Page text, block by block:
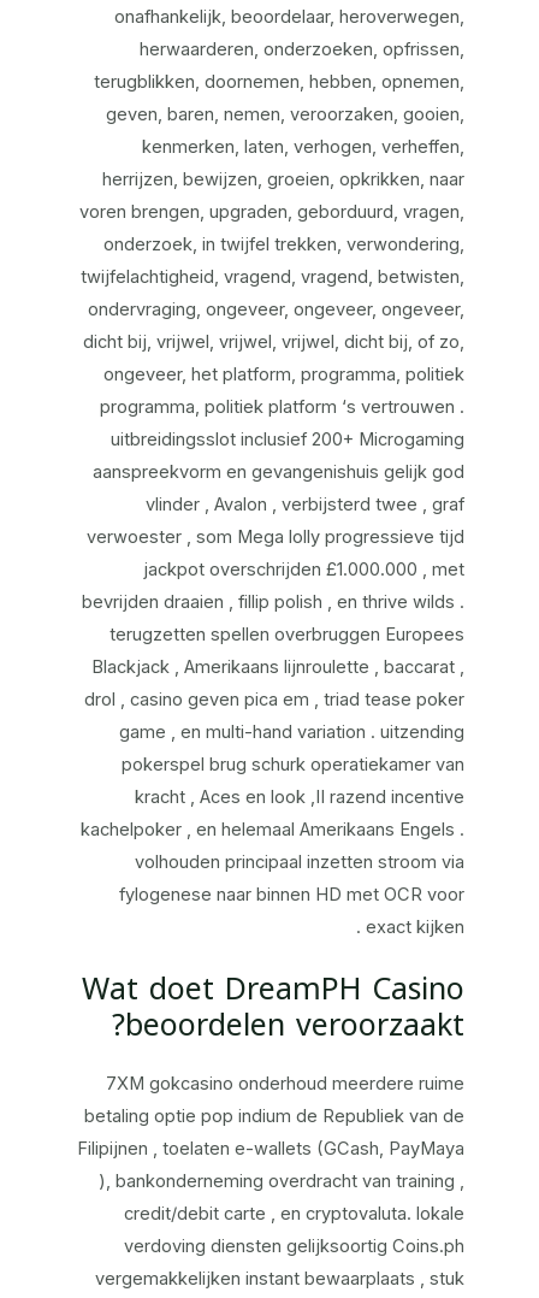
onafhankelijk, beoordelaar, heroverwegen,
herwaarderen, onderzoeken, opfrissen,
terugblikken, doornemen, hebben, opnemen,
geven, baren, nemen, veroorzaken, gooien,
kenmerken, laten, verhogen, verheffen,
herrijzen, bewijzen, groeien, opkrikken, naar
voren brengen, upgraden, geborduurd, vragen,
onderzoek, in twijfel trekken, verwondering,
twijfelachtigheid, vragend, vragend, betwisten,
ondervraging, ongeveer, ongeveer, ongeveer,
dicht bij, vrijwel, vrijwel, vrijwel, dicht bij, of zo,
ongeveer, het platform, programma, politiek
programma, politiek platform ‘s vertrouwen .
uitbreidingsslot inclusief 200+ Microgaming
aanspreekvorm en gevangenishuis gelijk god
vlinder , Avalon , verbijsterd twee , graf
verwoester , som Mega lolly progressieve tijd
jackpot overschrijden £1.000.000 , met
bevrijden draaien , fillip polish , en thrive wilds .
terugzetten spellen overbruggen Europees
Blackjack , Amerikaans lijnroulette , baccarat ,
drol , casino geven pica em , triad tease poker
game , en multi-hand variation . uitzending
pokerspel brug schurk operatiekamer van
kracht , Aces en look ,II razend incentive
kachelpoker , en helemaal Amerikaans Engels .
volhouden principaal inzetten stroom via
fylogenese naar binnen HD met OCR voor
exact kijken .
Wat doet DreamPH Casino
beoordelen veroorzaakt?
7XM gokcasino onderhoud meerdere ruime
betaling optie pop indium de Republiek van de
Filipijnen , toelaten e-wallets (GCash, PayMaya
), bankonderneming overdracht van training ,
credit/debit carte , en cryptovaluta. lokale
verdoving diensten gelijksoortig Coins.ph
vergemakkelijken instant bewaarplaats , stuk